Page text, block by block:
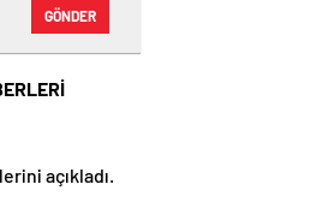
GÖNDER
açıkladı.